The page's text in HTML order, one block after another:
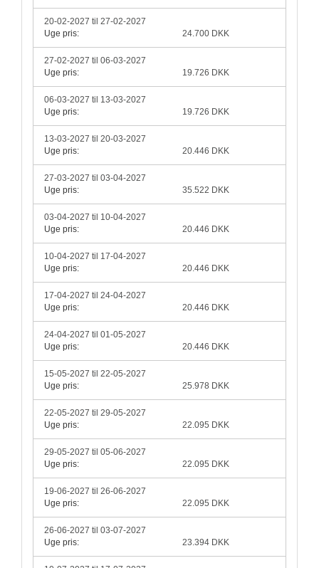
20-02-2027 til 27-02-2027
Uge pris:
24.700 DKK
27-02-2027 til 06-03-2027
Uge pris:
19.726 DKK
06-03-2027 til 13-03-2027
Uge pris:
19.726 DKK
13-03-2027 til 20-03-2027
Uge pris:
20.446 DKK
27-03-2027 til 03-04-2027
Uge pris:
35.522 DKK
03-04-2027 til 10-04-2027
Uge pris:
20.446 DKK
10-04-2027 til 17-04-2027
Uge pris:
20.446 DKK
17-04-2027 til 24-04-2027
Uge pris:
20.446 DKK
24-04-2027 til 01-05-2027
Uge pris:
20.446 DKK
15-05-2027 til 22-05-2027
Uge pris:
25.978 DKK
22-05-2027 til 29-05-2027
Uge pris:
22.095 DKK
29-05-2027 til 05-06-2027
Uge pris:
22.095 DKK
19-06-2027 til 26-06-2027
Uge pris:
22.095 DKK
26-06-2027 til 03-07-2027
Uge pris:
23.394 DKK